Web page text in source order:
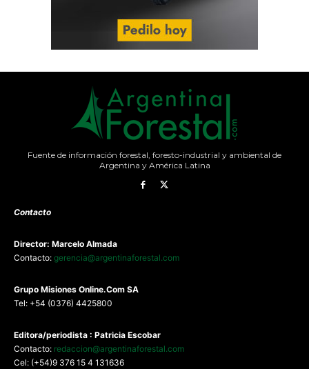
Fuente de información forestal, foresto-industrial y ambiental de
Argentina y América Latina
Contacto
Director: Marcelo Almada
Contacto: gerencia@argentinaforestal.com
Grupo Misiones Online.Com SA
Tel: +54 (0376) 4425800
Editora/periodista : Patricia Escobar
Contacto: redaccion@argentinaforestal.com
Cel: (+54)9 376 15 4 131636